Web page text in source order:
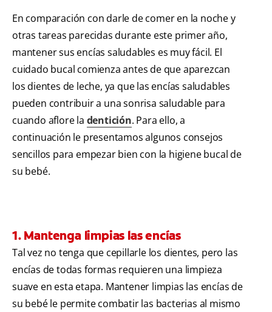
En comparación con darle de comer en la noche y
otras tareas parecidas durante este primer año,
mantener sus encías saludables es muy fácil. El
cuidado bucal comienza antes de que aparezcan
los dientes de leche, ya que las encías saludables
pueden contribuir a una sonrisa saludable para
cuando aflore la dentición. Para ello, a
continuación le presentamos algunos consejos
sencillos para empezar bien con la higiene bucal de
su bebé.
1. Mantenga limpias las encías
Tal vez no tenga que cepillarle los dientes, pero las
encías de todas formas requieren una limpieza
suave en esta etapa. Mantener limpias las encías de
su bebé le permite combatir las bacterias al mismo